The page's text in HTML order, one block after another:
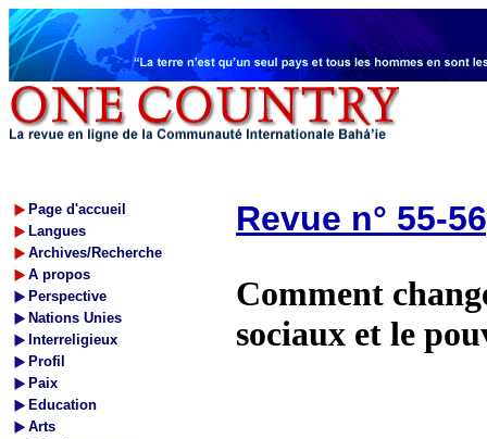
Page d'accueil
Langues
Archives/Recherche
A propos
Perspective
Nations Unies
Interreligieux
Profil
Paix
Education
Arts
Revue n° 55-
Comment
sociaux et le